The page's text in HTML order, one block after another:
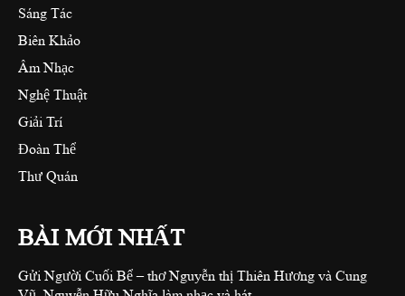
Sáng Tác
Biên Khảo
Âm Nhạc
Nghệ Thuật
Giải Trí
Đoàn Thể
Thư Quán
BÀI MỚI NHẤT
Gửi Người Cuối Bể – thơ Nguyễn thị Thiên Hương và Cung